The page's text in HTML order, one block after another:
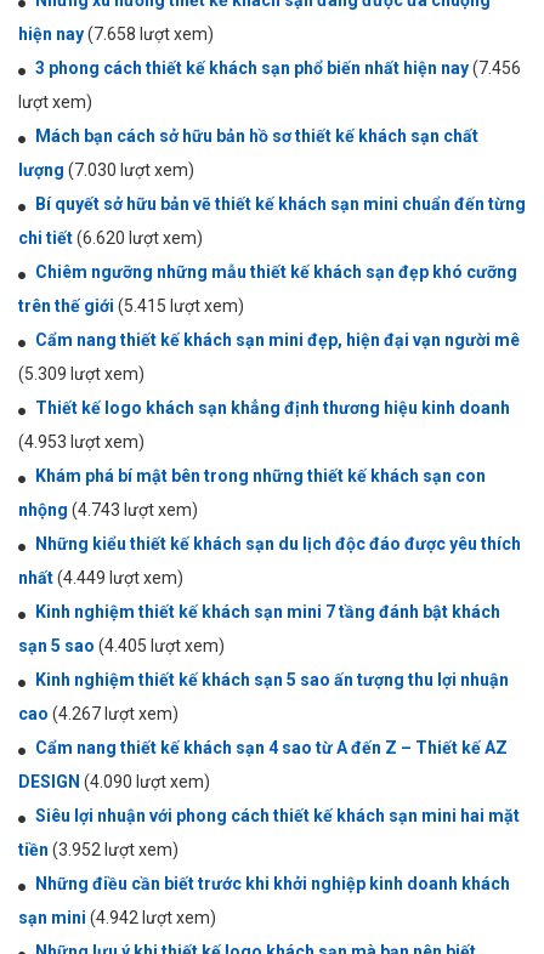
hiện nay(7.658 lượt xem)
3 phong cách thiết kế khách sạn phổ biến nhất hiện nay(7.456
lượt xem)
Mách bạn cách sở hữu bản hồ sơ thiết kế khách sạn chất
lượng (7.030 lượt xem)
Bí quyết sở hữu bản vẽ thiết kế khách sạn mini chuẩn đến từng
chi tiết(6.620 lượt xem)
Chiêm ngưỡng những mẫu thiết kế khách sạn đẹp khó cưỡng
trên thế giới (5.415 lượt xem)
Cẩm nang thiết kế khách sạn mini đẹp, hiện đại vạn người mê
(5.309 lượt xem)
Thiết kế logo khách sạn khẳng định thương hiệu kinh doanh
(4.953 lượt xem)
Khám phá bí mật bên trong những thiết kế khách sạn con
nhộng (4.743 lượt xem)
Những kiểu thiết kế khách sạn du lịch độc đáo được yêu thích
nhất(4.449 lượt xem)
Kinh nghiệm thiết kế khách sạn mini 7 tầng đánh bật khách
sạn 5 sao (4.405 lượt xem)
Kinh nghiệm thiết kế khách sạn 5 sao ấn tượng thu lợi nhuận
cao (4.267 lượt xem)
Cẩm nang thiết kế khách sạn 4 sao từ A đến Z – Thiết kế AZ
DESIGN (4.090 lượt xem)
Siêu lợi nhuận với phong cách thiết kế khách sạn mini hai mặt
tiền (3.952 lượt xem)
Những điều cần biết trước khi khởi nghiệp kinh doanh khách
sạn mini (4.942 lượt xem)